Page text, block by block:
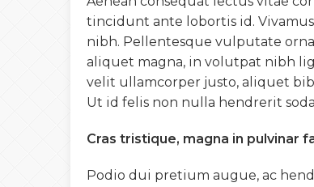
tincidunt ante lobortis id.
nibh. Pellentesque vulputate
aliquet magna, in volutpat nibh
velit ullamcorper justo, aliquet
Ut id felis non nulla hendrerit
Cras tristique, magna in pulvinar
Podio dui pretium augue, ac